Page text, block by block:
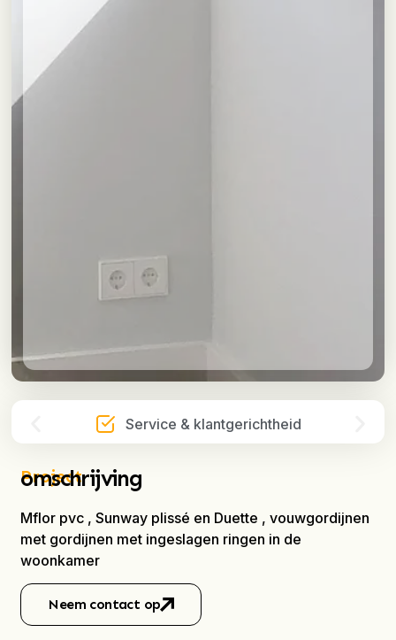
Service & klantgerichtheid
Project
omschrijving
Mflor pvc , Sunway plissé en Duette , vouwgordijnen
met gordijnen met ingeslagen ringen in de
woonkamer
Neem contact op